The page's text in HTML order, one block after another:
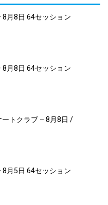
8月8日 64セッション
8月8日 64セッション
ートクラブ – 8月8日 /
8月5日 64セッション